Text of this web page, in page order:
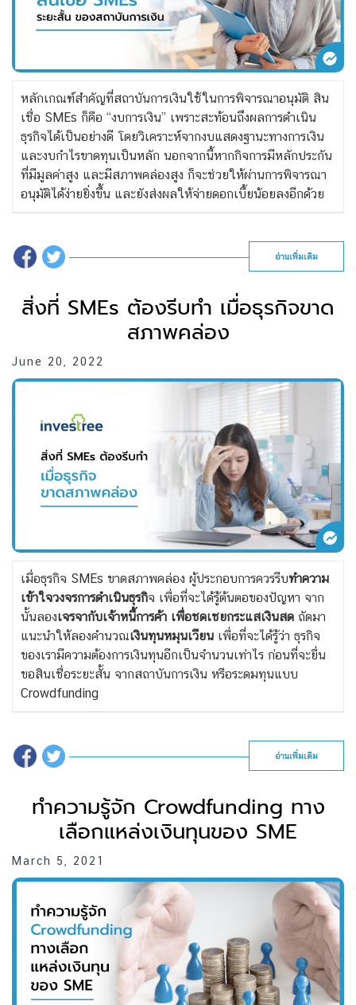
หลักเกณฑ์สำคัญที่สถาบันการเงินใช้ในการพิจารณาอนุมัติ สิน
เชื่อ SMEs ก็คือ “งบการเงิน” เพราะสะท้อนถึงผลการดำเนิน
ธุรกิจได้เป็นอย่างดี โดยวิเคราะห์จากงบแสดงฐานะทางการเงิน
และงบกำไรขาดทุนเป็นหลัก นอกจากนี้หากกิจการมีหลักประกัน
ที่มีมูลค่าสูง และมีสภาพคล่องสูง ก็จะช่วยให้ผ่านการพิจารณา
อนุมัติได้ง่ายยิ่งขึ้น และยังส่งผลให้จ่ายดอกเบี้ยน้อยลงอีกด้วย
อ่านเพิ่มเติม
สิ่งที่ SMEs ต้องรีบทำ เมื่อธุรกิจขาด
สภาพคล่อง
June 20, 2022
เมื่อธุรกิจ SMEs ขาดสภาพคล่อง ผู้ประกอบการควรรีบทำความ
เข้าใจวงจรการดำเนินธุรกิจ เพื่อที่จะได้รู้ต้นตอของปัญหา จาก
นั้นลองเจรจากับเจ้าหนี้การค้า เพื่อชดเชยกระแสเงินสด ถัดมา
แนะนำให้ลองคำนวณเงินทุนหมุนเวียน เพื่อที่จะได้รู้ว่า ธุรกิจ
ของเรามีความต้องการเงินทุนอีกเป็นจำนวนเท่าไร ก่อนที่จะยื่น
ขอสินเชื่อระยะสั้น จากสถาบันการเงิน หรือระดมทุนแบบ
Crowdfunding
อ่านเพิ่มเติม
ทำความรู้จัก Crowdfunding ทาง
เลือกแหล่งเงินทุนของ SME
March 5, 2021